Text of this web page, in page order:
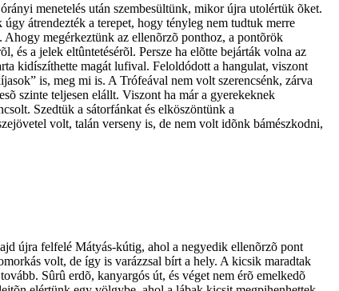
menetelés után szembesültünk, mikor újra utolértük õket.
átrendezték a terepet, hogy tényleg nem tudtuk merre
megérkeztünk az ellenõrzõ ponthoz, a pontõrök
és a jelek eltûntetésérõl. Persze ha elõtte bejárták volna az
kidíszíthette magát lufival. Feloldódott a hangulat, viszont
is, meg mi is. A Trófeával nem volt szerencsénk, zárva
szinte teljesen elállt. Viszont ha már a gyerekeknek
Szedtük a sátorfánkat és elköszöntünk a
volt, talán verseny is, de nem volt idõnk bámészkodni,
újra felfelé Mátyás-kútig, ahol a negyedik ellenõrzõ pont
volt, de így is varázzsal bírt a hely. A kicsik maradtak
Sûrû erdõ, kanyargós út, és véget nem érõ emelkedõ